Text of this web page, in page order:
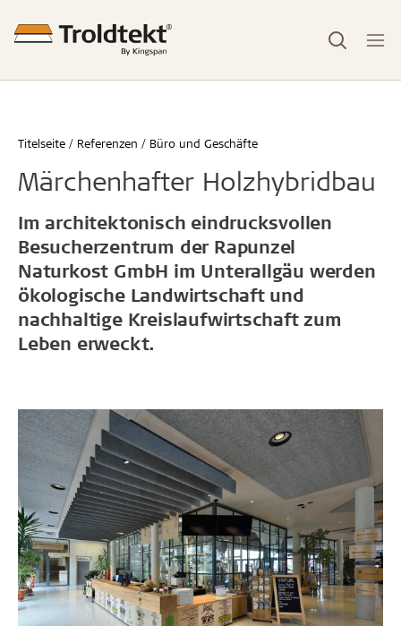
Titelseite Referenzen Büro und Geschäfte
Märchenhafter Holzhybridbau
Im architektonisch eindrucksvollen
Besucherzentrum der Rapunzel
Naturkost GmbH im Unterallgäu werden
ökologische Landwirtschaft und
nachhaltige Kreislaufwirtschaft zum
Leben erweckt.